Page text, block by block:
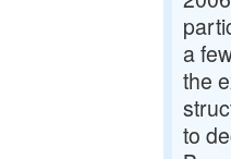
a
the
to